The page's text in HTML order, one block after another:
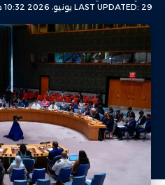
LAST UPDATED: 29 يونيو، 2026 10:32 ص